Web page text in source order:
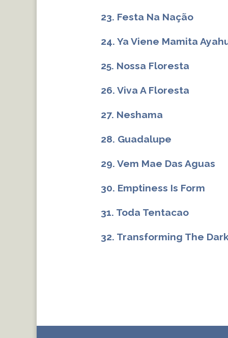
23. Festa Na Nação
24. Ya Viene Mamita
25. Nossa Floresta
26. Viva A Floresta
27. Neshama
28. Guadalupe
29. Vem Mae Das Aguas
30. Emptiness Is Form
31. Toda Tentacao
32. Transforming The